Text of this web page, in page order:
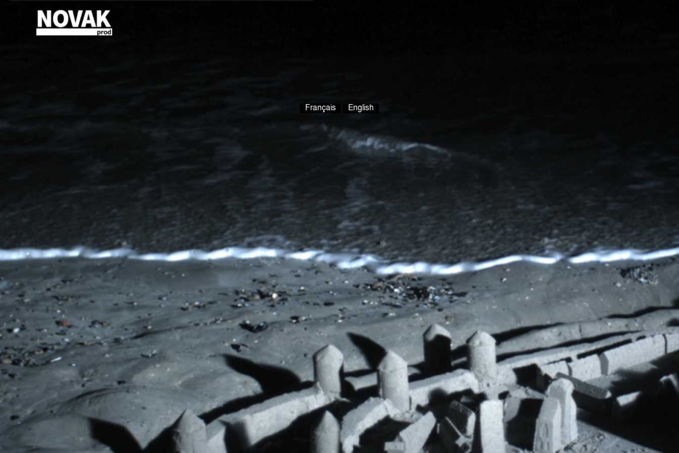
Français English